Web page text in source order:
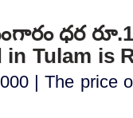
ధర
Tulam is
| The price